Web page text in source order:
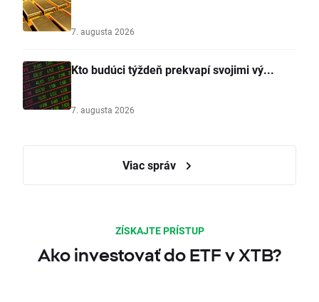
7. augusta 2026
Kto budúci týždeň prekvapí svojimi vý...
7. augusta 2026
Viac správ
ZÍSKAJTE PRÍSTUP
Ako investovať do ETF v XTB?